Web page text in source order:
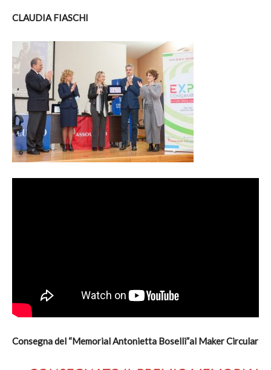
CLAUDIA FIASCHI
Consegna del “Memorial Antonietta Boselli”al Maker Circular